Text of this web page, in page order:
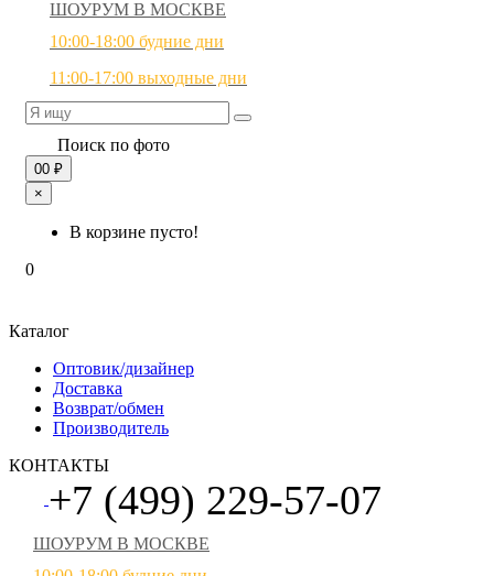
ШОУРУМ В МОСКВЕ
10:00-18:00 будние дни
11:00-17:00 выходные дни
Поиск по фото
00 ₽
×
В корзине пусто!
0
Каталог
Оптовик/дизайнер
Доставка
Возврат/обмен
Производитель
КОНТАКТЫ
+7 (499) 229-57-07
ШОУРУМ В МОСКВЕ